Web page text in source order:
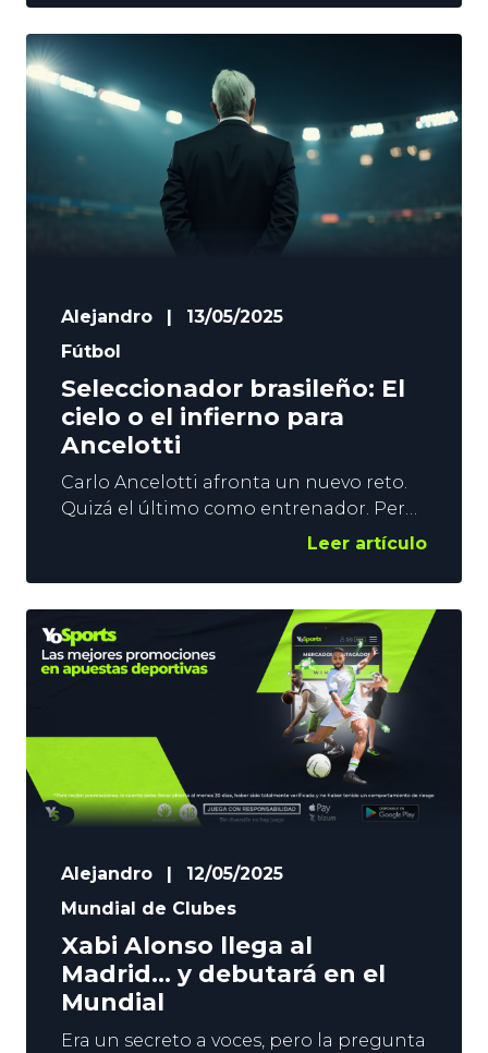
italiano afronta una dura prueba. Quizá
la más dura para un entrenador.
Hacerse cargo de Brasil. De nada servirá
lo conseguido en LaLiga o en la
Champions. Entrenar a la ‘Canarinha’
es empezar de cero.
Alejandro |
13/05/2025
Fútbol
Seleccionador brasileño: El
cielo o el infierno para
Ancelotti
Carlo Ancelotti afronta un nuevo reto.
Quizá el último como entrenador. Pero
el más complicado. El italiano es el
Madrid por la Canarinha, y LaLiga y la
Champions, por el Mundial. Carletto
debutará en junio en su nuevo puesto.
Xabi Alonso dirigirá ya a los blancos en
Leer artículo
Alejandro
12/05/2025
Mundial de Clubes
Xabi Alonso llega al
Madrid… y debutará en el
Mundial
Era un secreto a voces, pero la pregunta